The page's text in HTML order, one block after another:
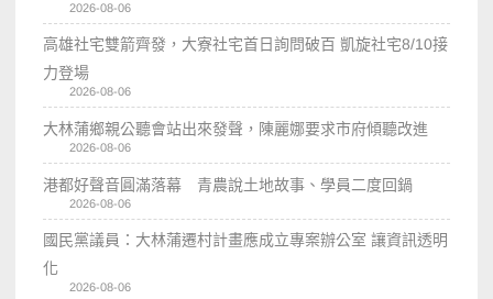
2026-08-06
高雄社宅雙箭齊發，大寮社宅首日詢問破百 凱旋社宅8/10接
力登場
2026-08-06
大林蒲鄉親公聽會站出來發聲，陳麗娜要求市府傾聽改進
2026-08-06
港都好聲音圓滿落幕 青農說土地故事、學員二度回鍋
2026-08-06
國民黨議員：大林蒲遷村計畫應成立專案辦公室 讓資訊透明
化
2026-08-06